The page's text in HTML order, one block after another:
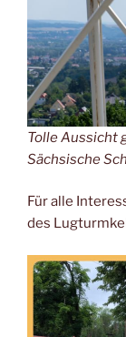
Tolle Aussicht
Sächsische
Für alle
des